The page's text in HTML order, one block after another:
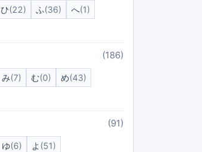
ひ(22) ふ(36) へ(1)
(186)
み(7) む(0) め(43)
(91)
ゆ(6) よ (51)